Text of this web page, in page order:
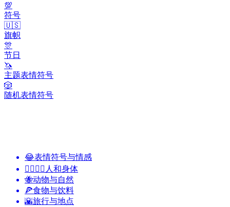
💯
符号
🇺🇸
旗帜
🎊
节日
🦄
主题表情符号
🎲
随机表情符号
😂表情符号与情感
👩‍❤️‍💋‍👨 人和身体
🐝动物与自然
🍕食物与饮料
🌇旅行与地点